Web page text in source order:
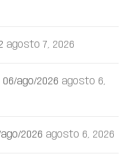
agosto 7, 2026
ago/2026 agosto 6,
2026 agosto 6, 2026